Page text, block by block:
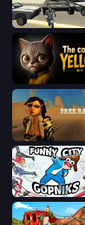
The Cat in Yellow
Free Rally 2
Funny City: Gopniks